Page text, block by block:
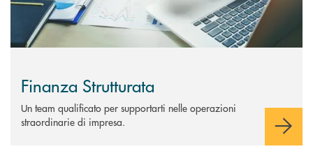
Finanza Strutturata
Un team qualificato per supportarti nelle operazioni
straordinarie di impresa.